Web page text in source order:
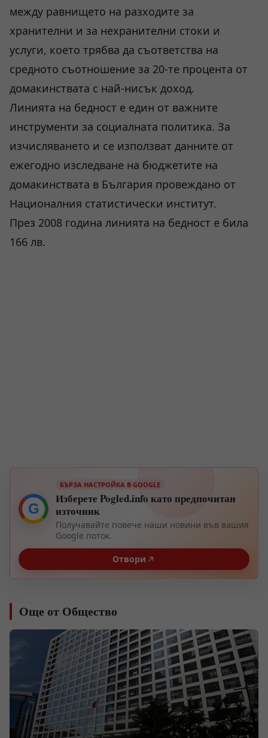
между равнището на разходите за
хранителни и за нехранителни стоки и
услуги, което трябва да съответства на
средното съотношение за 20-те процента от
домакинствата с най-нисък доход.
Линията на бедност е един от важните
инструменти за социалната политика. За
изчисляването и се използват данните от
ежегодно изследване на бюджетите на
домакинствата в България провеждано от
Националния статистически институт.
През 2008 година линията на бедност е била
166 лв.
G
БЪРЗА НАСТРОЙКА В GOOGLE
Изберете Pogled.info като предпочитан
източник
Получавайте повече наши новини във вашия
Google поток.
Отвори
Още от Общество